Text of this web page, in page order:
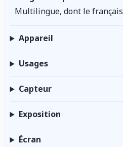
Multilingue, dont le français
Appareil
Usages
Capteur
Exposition
Écran